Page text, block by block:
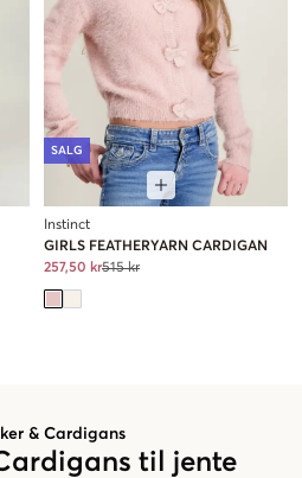
& Cardigans
til jente
SALG
Instinct
GIRLS FEATHERYARN CARDIGAN
257,50 kr515 kr